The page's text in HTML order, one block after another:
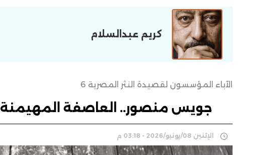
كريم عبدالسلام
الآباء المؤسسون لقصيدة النثر المصرية 6
جويس منصور.. العاصفة المهيمنة
الإثنين 08/يونيو/2026 - 03:18 م